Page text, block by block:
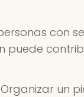
con
puede
Organizar un